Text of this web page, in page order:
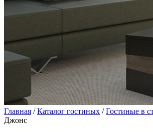
Главная /Каталог гостиных /Гостиные в
Джонс